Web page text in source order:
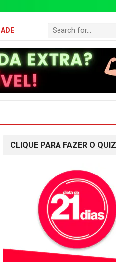
CLIQUE PARA FAZER O QUIZ